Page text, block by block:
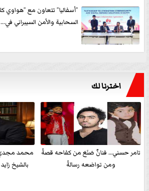
”أسفاليا” تتعاون مع ”هواوي
السحابية والأمن السيبراني في...
اخترنا لك
تامر حسني… فنانٌ صَنَعَ من كفاحه قصةً
ومن تواضعه رسالةً
محمد مجدي
بالشيخ